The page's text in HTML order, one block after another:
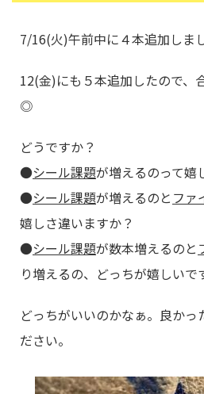
7/16(火)午前中に４本追加しま
12(金)にも５本追加したので、
◎
どうですか？
●シール課題が増えるのって嬉
●シール課題が増えるのと ファ
嬉しさ違いますか？
●シール課題が数本増えるのと
り増えるの、どっちが嬉しいで
どっちがいいのかなぁ。良かっ
ださい。